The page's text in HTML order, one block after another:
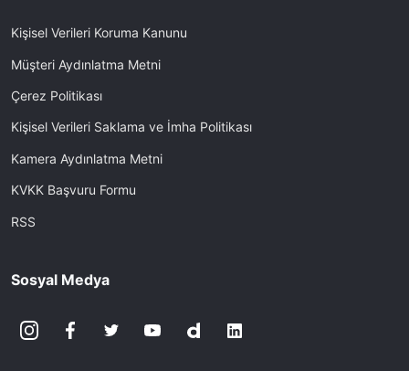
Kişisel Verileri Koruma Kanunu
Müşteri Aydınlatma Metni
Çerez Politikası
Kişisel Verileri Saklama ve İmha Politikası
Kamera Aydınlatma Metni
KVKK Başvuru Formu
RSS
Sosyal Medya